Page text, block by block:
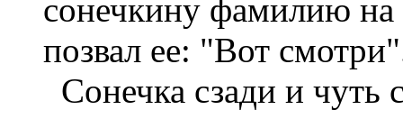
сонечкину фамилию на
позвал ее: "Вот
Сонечка сзади и чуть